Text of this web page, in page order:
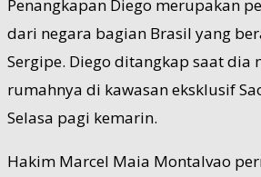
Penangkapan Diego merupakan
dari negara bagian Brasil yang
Sergipe. Diego ditangkap saat dia
rumahnya di kawasan eksklusif
Selasa pagi kemarin.
Hakim Marcel Maia Montalvao